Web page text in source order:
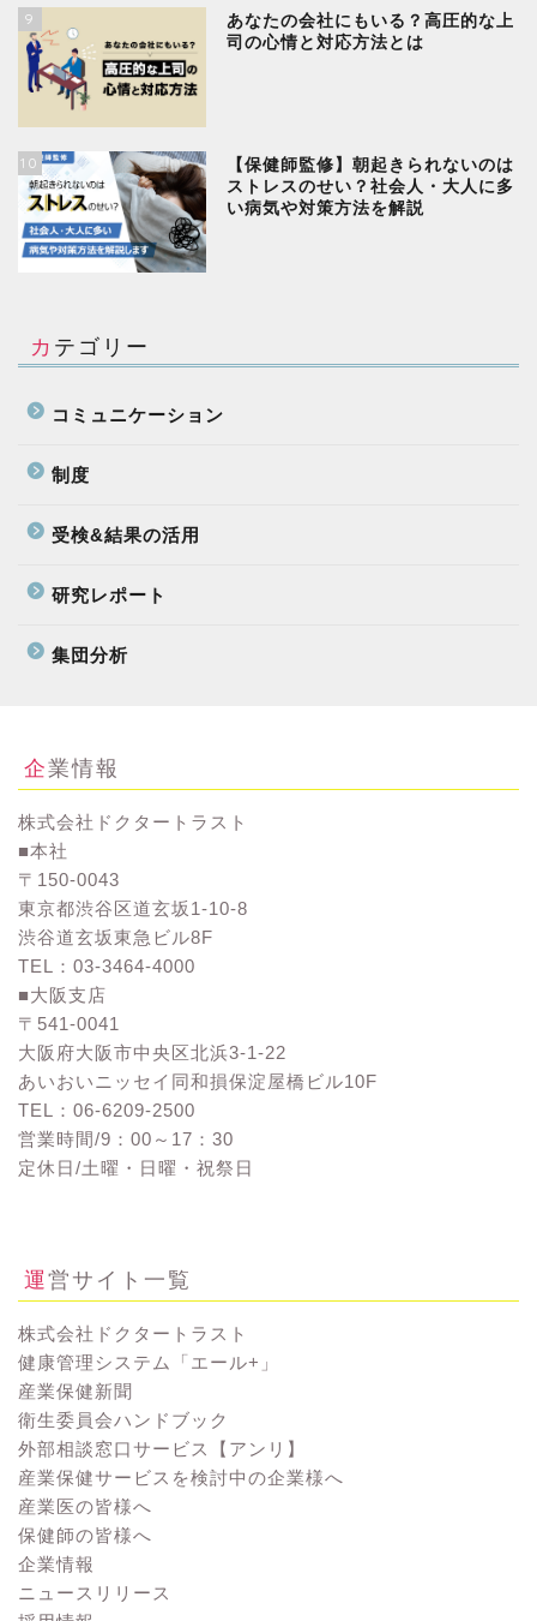
9
あなたの会社にもいる？高圧的な上
司の心情と対応方法とは
10
【保健師監修】朝起きられないのは
ストレスのせい？社会人・大人に多
い病気や対策方法を解説
カテゴリー
コミュニケーション
制度
受検&結果の活用
研究レポート
集団分析
企業情報
株式会社ドクタートラスト
■本社
〒150-0043
東京都渋谷区道玄坂1-10-8
渋谷道玄坂東急ビル8F
TEL：03-3464-4000
■大阪支店
〒541-0041
大阪府大阪市中央区北浜3-1-22
あいおいニッセイ同和損保淀屋橋ビル10F
TEL：06-6209-2500
営業時間/9：00～17：30
定休日/土曜・日曜・祝祭日
運営サイト一覧
株式会社ドクタートラスト
健康管理システム「エール+」
産業保健新聞
衛生委員会ハンドブック
外部相談窓口サービス【アンリ】
産業保健サービスを検討中の企業様へ
産業医の皆様へ
保健師の皆様へ
企業情報
ニュースリリース